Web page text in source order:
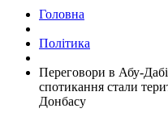
Головна
Політика
​Переговори в Абу-
спотикання стали
Донбасу